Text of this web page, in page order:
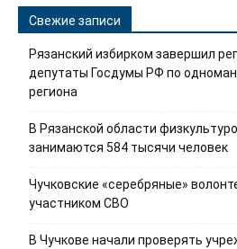
Свежие записи
Рязанский избирком завершил
депутаты Госдумы РФ по
региона
В Рязанской области
занимаются 584 тысячи человек
Чучковские «серебряные»
участником СВО
В Чучкове начали проверять